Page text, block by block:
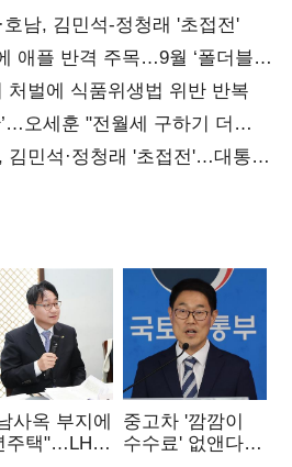
남, 김민석-정청래 '초접전'
애플 반격 주목…9월 ‘폴더블
벌에 식품위생법 위반 반복
오세훈 "전월세 구하기 더
민석·정청래 '초접전'…대통령
사옥 부지에
주택"…LH도
중고차 '깜깜이
수수료' 없앤다…